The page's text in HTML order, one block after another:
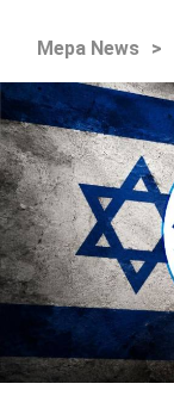
Mepa News >